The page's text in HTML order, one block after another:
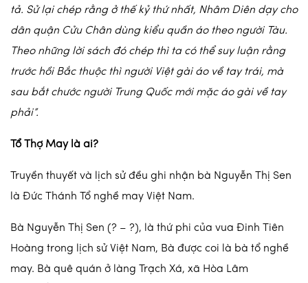
tả. Sử lại chép rằng ở thế kỷ thứ nhất, Nhâm Diên dạy cho
dân quận Cửu Chân dùng kiểu quần áo theo người Tàu.
Theo những lời sách đó chép thì ta có thể suy luận rằng
trước hồi Bắc thuộc thì người Việt gài áo về tay trái, mà
sau bắt chước người Trung Quốc mới mặc áo gài về tay
phải”.
Tổ Thợ May là ai?
Truyền thuyết và lịch sử đều ghi nhận bà Nguyễn Thị Sen
là Đức Thánh Tổ nghề may Việt Nam.
Bà Nguyễn Thị Sen (? – ?), là thứ phi của vua Đinh Tiên
Hoàng trong lịch sử Việt Nam, Bà được coi là bà tổ nghề
may. Bà quê quán ở làng Trạch Xá, xã Hòa Lâm